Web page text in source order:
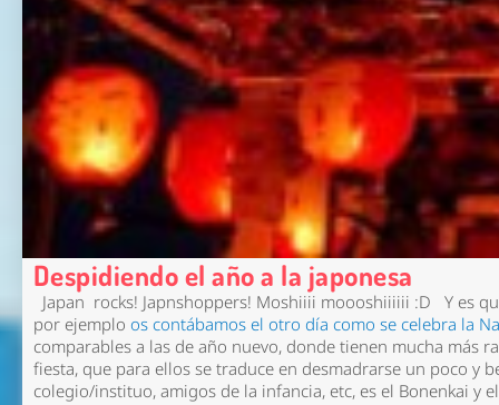
Despidiendo el año a la japonesa
Japan rocks! Japnshoppers! Moshiiii moooshiiiiii :D Y es
por ejemplo os contábamos el otro día como se celebra la
comparables a las de año nuevo, donde tienen mucha más
fiesta, que para ellos se traduce en desmadrarse un poco y
colegio/instituo, amigos de la infancia, etc, es el Bonenkai y